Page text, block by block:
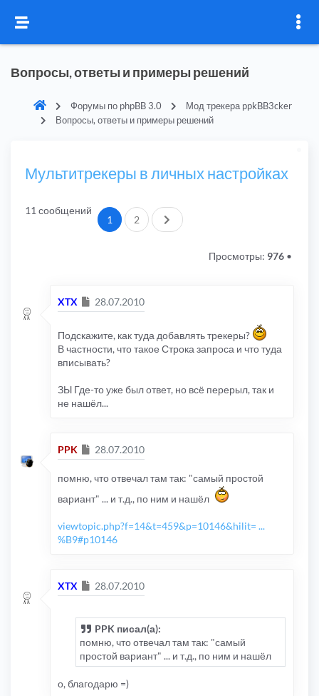
Вопросы, ответы и примеры решений
Форумы по phpBB 3.0
Мод трекера ppkBB3cker
Вопросы, ответы и примеры решений
Мультитрекеры в личных настройках
11 сообщений
1 2 След.
Просмотры: 976 •
XTX Сообщение
28.07.2010
Подскажите, как туда добавлять трекеры?
В частности, что такое Строка запроса и что туда
вписывать?
ЗЫ Где-то уже был ответ, но всё перерыл, так и
не нашёл...
PPK Сообщение
28.07.2010
помню, что отвечал там так: "самый простой
вариант" ... и т.д., по ним и нашёл
viewtopic.php?f=14&t=459&p=10146&hilit= ...
%B9#p10146
XTX Сообщение
28.07.2010
PPK писал(а):
помню, что отвечал там так: "самый
простой вариант" ... и т.д., по ним и нашёл
о, благодарю =)